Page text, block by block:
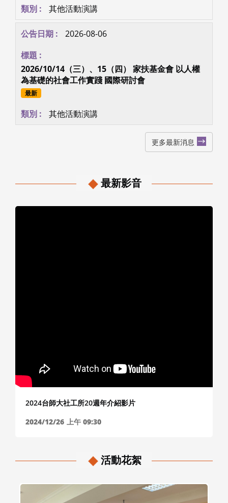
其他活動演講
2026-08-06
2026/10/14（三）、15（四） 家扶基金會 以人權
為基礎的社會工作實踐 國際研討會
最新
其他活動演講
更多最新消息
活動花絮
最新影音
2024台師大社工所20週年介紹影片
2024/12/26 上午 09:30